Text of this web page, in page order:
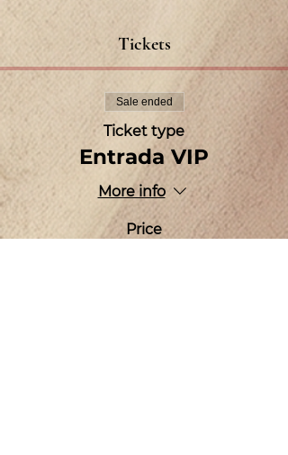
Tickets
Sale ended
Ticket type
Entrada VIP
More info
Price